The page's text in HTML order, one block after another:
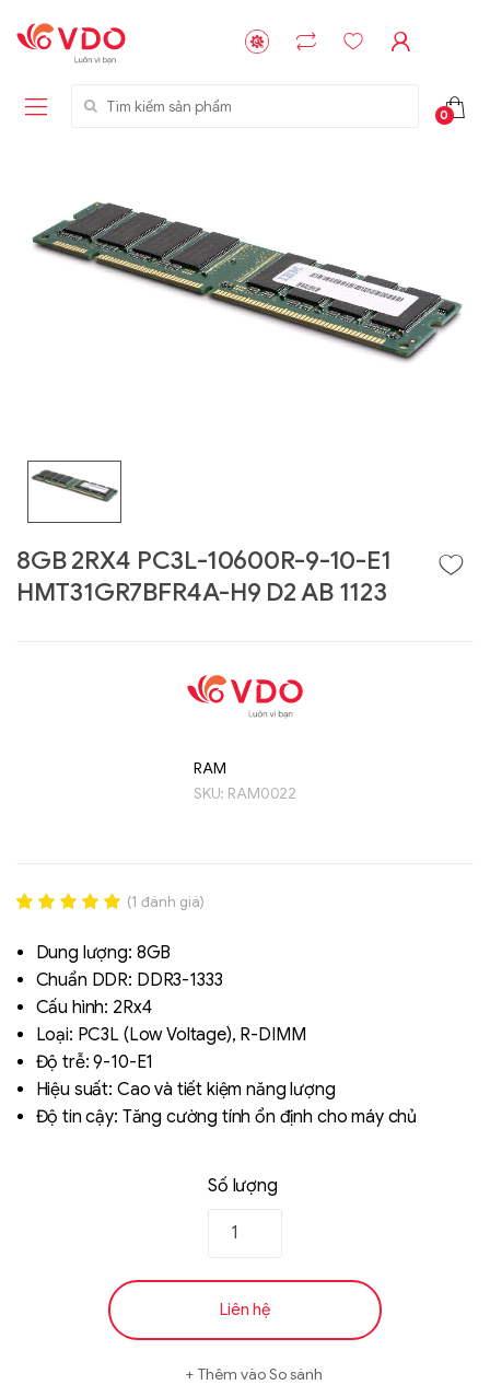
Tìm kiếm sản phẩm
0
8GB 2RX4 PC3L-10600R-9-10-E1
HMT31GR7BFR4A-H9 D2 AB 1123
RAM
SKU: RAM0022
out of 5
based on
đánh giá
(1 đánh giá)
Dung lượng: 8GB
Chuẩn DDR: DDR3-1333
Cấu hình: 2Rx4
Loại: PC3L (Low Voltage), R-DIMM
Độ trễ: 9-10-E1
Hiệu suất: Cao và tiết kiệm năng lượng
Độ tin cậy: Tăng cường tính ổn định cho máy chủ
Số lượng
Liên hệ
Thêm vào So sánh
Liên hệ
NVMe™ SSD
Storage Micron -
G593-ZD1 (rev.
AAX1)